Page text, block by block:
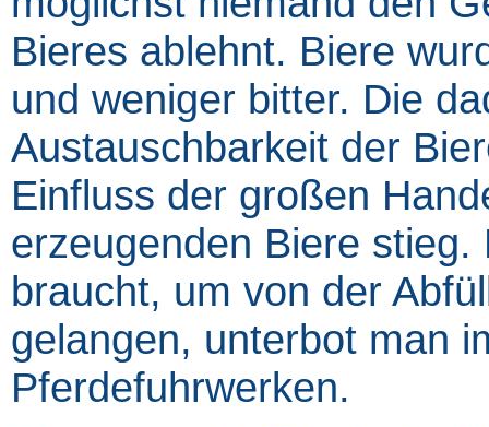
Bieres ablehnt. Biere
und weniger bitter. Die
Austauschbarkeit der
Einfluss der großen
erzeugenden Biere
braucht, um von der
gelangen, unterbot man
Pferdefuhrwerken.